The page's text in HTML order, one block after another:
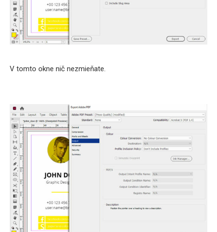
V tomto okne nič nezmieňate.